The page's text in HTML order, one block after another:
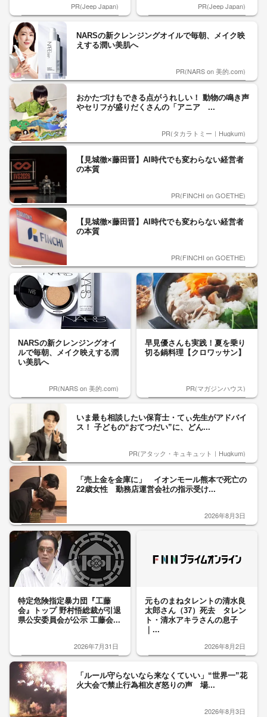
PR(Jeep Japan) PR(Jeep Japan)
NARSの新クレンジングオイルで毎朝、メイク映
えする潤い美肌へ
PR(NARS on 美的.com)
おかたづけもできる点がうれしい！ 動物の鳴き声
やセリフが盛りだくさんの「アニア ...
PR(タカラトミー｜Hugkum)
【見城徹×藤田晋】AI時代でも変わらない経営者
の本質
PR(FINCHI on GOETHE)
【見城徹×藤田晋】AI時代でも変わらない経営者
の本質
PR(FINCHI on GOETHE)
NARSの新クレンジングオイ
ルで毎朝、メイク映えする潤
い美肌へ
PR(NARS on 美的.com)
早見優さんも実践！夏を乗り
切る鍋料理【クロワッサン】
PR(マガジンハウス)
いま最も相談したい保育士・てぃ先生がアドバイ
ス！ 子どもの“おてつだい”に、どん...
PR(アタック・キュキュット｜Hugkum)
「売上金を金庫に」 イオンモール熊本で死亡の
22歳女性 勤務店運営会社の指示受け...
2026年8月3日
特定危険指定暴力団『工藤
会』トップ 野村悟総裁が引退
県公安委員会が公示 工藤会...
2026年7月31日
元ものまねタレントの清水良
太郎さん（37）死去 タレン
ト・清水アキラさんの息子
｜...
2026年8月2日
「ルール守らないなら来なくていい」“世界一”花
火大会で禁止行為相次ぎ怒りの声 場...
2026年8月3日